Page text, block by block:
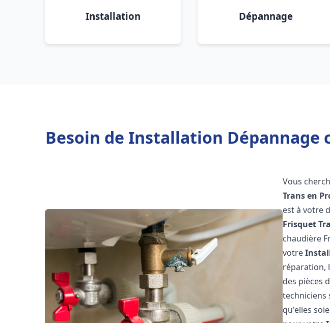
Installation Dépannage
Besoin de Installation Dépannage
Vous
Trans en
est à votre
Frisquet
chaudière
votre
réparation,
des pièces
techniciens
qu'elles